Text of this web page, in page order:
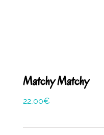
Matchy Matchy
22,00€